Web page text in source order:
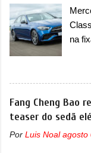
de
julho
o
vai
de
rua
na
em
de
Fang Cheng Bao
teaser do sedã
Por Luis Noal agosto